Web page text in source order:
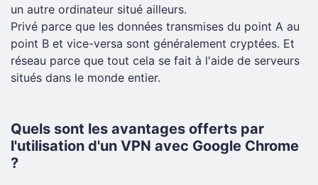
un autre ordinateur situé ailleurs.
Privé parce que les données transmises du point A au
point B et vice-versa sont généralement cryptées. Et
réseau parce que tout cela se fait à l'aide de serveurs
situés dans le monde entier.
Quels sont les avantages offerts par
l'utilisation d'un VPN avec Google Chrome
?